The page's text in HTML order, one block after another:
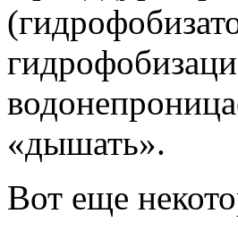
«дышать».
Вот еще